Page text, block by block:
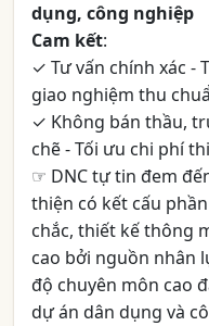
dụng, công nghiệp
Cam kết:
✓ Tư vấn chính xác -
giao nghiệm thu
✓ Không bán thầu,
chẽ - Tối ưu chi phí
☞ DNC tự tin đem
thiện có kết cấu
chắc, thiết kế thông
cao bởi nguồn nhân
độ chuyên môn cao
dự án dân dụng và